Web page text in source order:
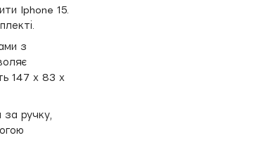
Iphone 15.
з
147 х 83 х
за ручку,